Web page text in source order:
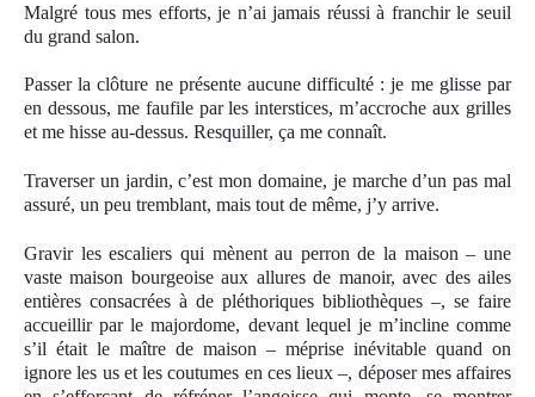
Malgré tous mes efforts, je n’ai jamais réussi à franchir le seuil
du grand salon.
Passer la clôture ne présente aucune difficulté : je me glisse par
en dessous, me faufile par les interstices, m’accroche aux grilles
et me hisse au-dessus. Resquiller, ça me connaît.
Traverser un jardin, c’est mon domaine, je marche d’un pas mal
assuré, un peu tremblant, mais tout de même, j’y arrive.
Gravir les escaliers qui mènent au perron de la maison – une
vaste maison bourgeoise aux allures de manoir, avec des ailes
entières consacrées à de pléthoriques bibliothèques –, se faire
accueillir par le majordome, devant lequel je m’incline comme
s’il était le maître de maison – méprise inévitable quand on
ignore les us et les coutumes en ces lieux –, déposer mes affaires